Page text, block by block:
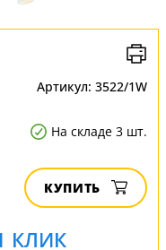
Артикул: 3522/1W
На складе 3 шт.
КУПИТЬ